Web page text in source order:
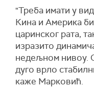
"Треба имати у
Кина и Америка
царинског рата,
изразито
недељном нивоу.
дуго врло
каже Марковић.